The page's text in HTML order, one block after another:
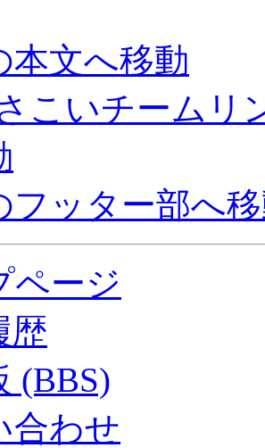
本文へ移動
こいチームリ
フッター部へ
ページ
歴
(BBS)
合わせ